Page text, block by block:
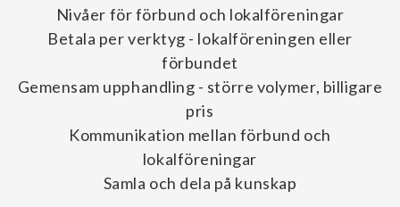
Nivåer för förbund och lokalföreningar
Betala per verktyg - lokalföreningen eller
förbundet
Gemensam upphandling - större volymer, billigare
pris
Kommunikation mellan förbund och
lokalföreningar
Samla och dela på kunskap